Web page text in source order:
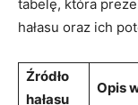
tabelę, która
hałasu oraz ich
Źródło​
hałasu
Opis